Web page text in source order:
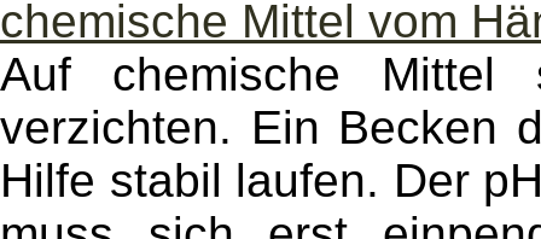
chemische Mittel vom
Auf chemische
verzichten. Ein Becken
Hilfe stabil laufen. Der